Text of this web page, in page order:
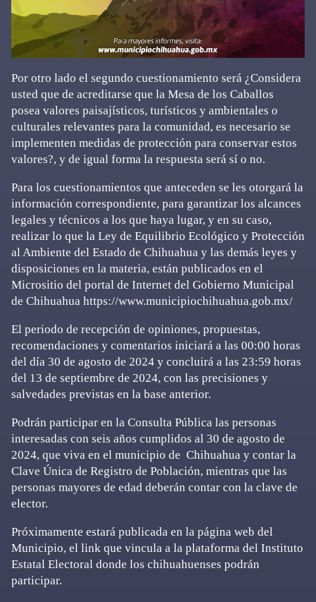
Por otro lado el segundo cuestionamiento será ¿Considera
usted que de acreditarse que la Mesa de los Caballos
posea valores paisajísticos, turísticos y ambientales o
culturales relevantes para la comunidad, es necesario se
implementen medidas de protección para conservar estos
valores?, y de igual forma la respuesta será sí o no.
Para los cuestionamientos que anteceden se les otorgará la
información correspondiente, para garantizar los alcances
legales y técnicos a los que haya lugar, y en su caso,
realizar lo que la Ley de Equilibrio Ecológico y Protección
al Ambiente del Estado de Chihuahua y las demás leyes y
disposiciones en la materia, están publicados en el
Micrositio del portal de Internet del Gobierno Municipal
de Chihuahua https://www.municipiochihuahua.gob.mx/
El periodo de recepción de opiniones, propuestas,
recomendaciones y comentarios iniciará a las 00:00 horas
del día 30 de agosto de 2024 y concluirá a las 23:59 horas
del 13 de septiembre de 2024, con las precisiones y
salvedades previstas en la base anterior.
Podrán participar en la Consulta Pública las personas
interesadas con seis años cumplidos al 30 de agosto de
2024, que viva en el municipio de Chihuahua y contar la
Clave Única de Registro de Población, mientras que las
personas mayores de edad deberán contar con la clave de
elector.
Próximamente estará publicada en la página web del
Municipio, el link que vincula a la plataforma del Instituto
Estatal Electoral donde los chihuahuenses podrán
participar.